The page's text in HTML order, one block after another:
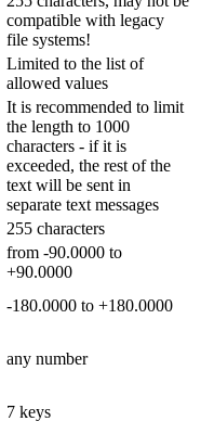
compatible with legacy
file systems!
Limited to the list of
allowed values
It is recommended to limit
the length to 1000
characters - if it is
exceeded, the rest of the
text will be sent in
separate text messages
255 characters
from -90.0000 to
+90.0000
-180.0000 to +180.0000
any number
7 keys